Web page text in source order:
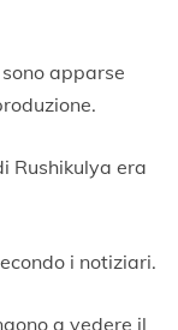
apparse
Rushikulya era
i notiziari.
a vedere il